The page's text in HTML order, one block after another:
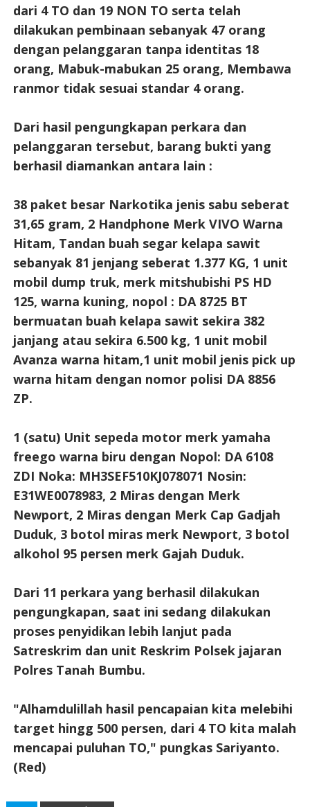
dari 4 TO dan 19 NON TO serta telah
dilakukan pembinaan sebanyak 47 orang
dengan pelanggaran tanpa identitas 18
orang, Mabuk-mabukan 25 orang, Membawa
ranmor tidak sesuai standar 4 orang.
Dari hasil pengungkapan perkara dan
pelanggaran tersebut, barang bukti yang
berhasil diamankan antara lain :
38 paket besar Narkotika jenis sabu seberat
31,65 gram, 2 Handphone Merk VIVO Warna
Hitam, Tandan buah segar kelapa sawit
sebanyak 81 jenjang seberat 1.377 KG, 1 unit
mobil dump truk, merk mitshubishi PS HD
125, warna kuning, nopol : DA 8725 BT
bermuatan buah kelapa sawit sekira 382
janjang atau sekira 6.500 kg, 1 unit mobil
Avanza warna hitam,1 unit mobil jenis pick up
warna hitam dengan nomor polisi DA 8856
ZP.
1 (satu) Unit sepeda motor merk yamaha
freego warna biru dengan Nopol: DA 6108
ZDI Noka: MH3SEF510KJ078071 Nosin:
E31WE0078983, 2 Miras dengan Merk
Newport, 2 Miras dengan Merk Cap Gadjah
Duduk, 3 botol miras merk Newport, 3 botol
alkohol 95 persen merk Gajah Duduk.
Dari 11 perkara yang berhasil dilakukan
pengungkapan, saat ini sedang dilakukan
proses penyidikan lebih lanjut pada
Satreskrim dan unit Reskrim Polsek jajaran
Polres Tanah Bumbu.
"Alhamdulillah hasil pencapaian kita melebihi
target hingg 500 persen, dari 4 TO kita malah
mencapai puluhan TO," pungkas Sariyanto.
(Red)